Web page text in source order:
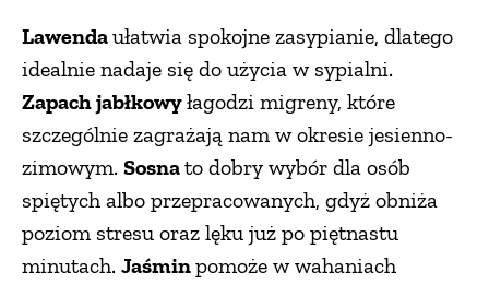
Lawendaułatwia spokojne zasypianie, dlatego
idealnie nadaje się do użycia w sypialni.
Zapach jabłkowyłagodzi migreny, które
szczególnie zagrażają nam w okresie jesienno-
zimowym. Sosnato dobry wybór dla osób
spiętych albo przepracowanych, gdyż obniża
poziom stresu oraz lęku już po piętnastu
minutach. Jaśminpomoże w wahaniach